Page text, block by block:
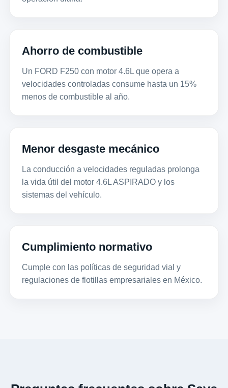
Ahorro de combustible
Un FORD F250 con motor 4.6L que opera a
velocidades controladas consume hasta un 15%
menos de combustible al año.
Menor desgaste mecánico
La conducción a velocidades reguladas prolonga
la vida útil del motor 4.6L ASPIRADO y los
sistemas del vehículo.
Cumplimiento normativo
Cumple con las políticas de seguridad vial y
regulaciones de flotillas empresariales en México.